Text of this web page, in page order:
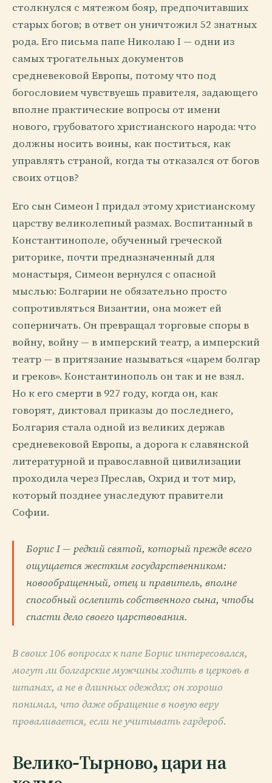
столкнулся с мятежом бояр, предпочитавших
старых богов; в ответ он уничтожил 52 знатных
рода. Его письма папе Николаю I — одни из
самых трогательных документов
средневековой Европы, потому что под
богословием чувствуешь правителя, задающего
вполне практические вопросы от имени
нового, грубоватого христианского народа: что
должны носить воины, как поститься, как
управлять страной, когда ты отказался от богов
своих отцов?
Его сын Симеон I придал этому христианскому
царству великолепный размах. Воспитанный в
Константинополе, обученный греческой
риторике, почти предназначенный для
монастыря, Симеон вернулся с опасной
мыслью: Болгарии не обязательно просто
сопротивляться Византии, она может ей
соперничать. Он превращал торговые споры в
войну, войну — в имперский театр, а имперский
театр — в притязание называться «царем болгар
и греков». Константинополь он так и не взял.
Но к его смерти в 927 году, когда он, как
говорят, диктовал приказы до последнего,
Болгария стала одной из великих держав
средневековой Европы, а дорога к славянской
литературной и православной цивилизации
проходила через Преслав, Охрид и тот мир,
который позднее унаследуют правители
Софии.
Борис I — редкий святой, который прежде всего
ощущается жестким государственником:
новообращенный, отец и правитель, вполне
способный ослепить собственного сына, чтобы
спасти дело своего царствования.
В своих 106 вопросах к папе Борис интересовался,
могут ли болгарские мужчины ходить в церковь в
штанах, а не в длинных одеждах; он хорошо
понимал, что даже обращение в новую веру
проваливается, если не учитывать гардероб.
Велико-Тырново, цари на